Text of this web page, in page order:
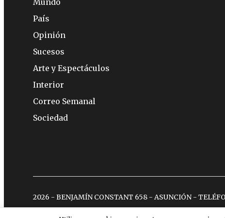
Mundo
País
Opinión
Sucesos
Arte y Espectáculos
Interior
Correo Semanal
Sociedad
2026 - BENJAMÍN CONSTANT 658 - ASUNCIÓN -